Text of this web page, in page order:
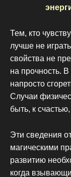
Тем, кто
лучше не
свойства не
на прочность.
напросто
Случаи
быть, к
Эти сведения
магическими
развитию
когда